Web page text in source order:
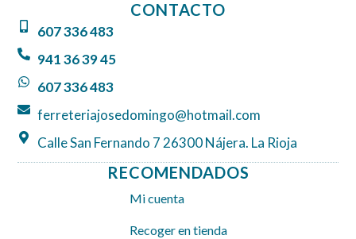
b
a
CONTACTO
607 336 483
941 36 39 45
607 336 483
ferreteriajosedomingo@hotmail.com
Calle San Fernando 7 26300 Nájera. La Rioja
RECOMENDADOS
Mi cuenta
Recoger en tienda